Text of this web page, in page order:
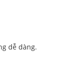
dễ dàng.